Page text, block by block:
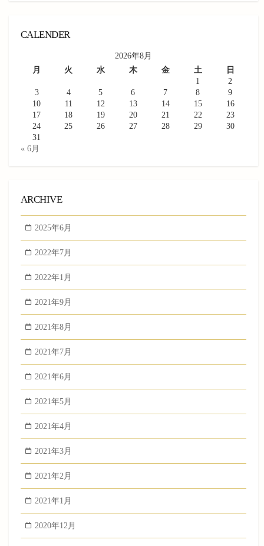
CALENDER
2026年8月
月
火 水 木 金 土
日
1
2
3
4 5 6 7 8
9
10
11 12 13 14 15
16
17
18 19 20 21 22
23
24
25 26 27 28 29
30
31
« 6月
ARCHIVE
2025年6月
2022年7月
2022年1月
2021年9月
2021年8月
2021年7月
2021年6月
2021年5月
2021年4月
2021年3月
2021年2月
2021年1月
2020年12月